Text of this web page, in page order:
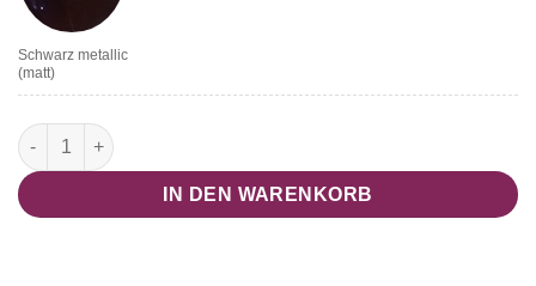
Schwarz metallic
(matt)
Riesen-Zahl 0-9 Menge
IN DEN WARENKORB